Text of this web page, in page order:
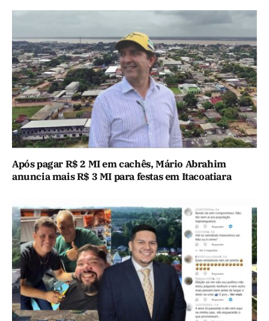
Após pagar R$ 2 MI em cachês, Mário Abrahim
anuncia mais R$ 3 MI para festas em Itacoatiara